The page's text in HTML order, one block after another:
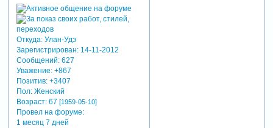
Откуда:Улан-Удэ
Зарегистрирован: 14-11-2012
Сообщений:627
Уважение: +867
Позитив: +3407
Пол:Женский
Возраст:67 [1959-05-10]
Провел на форуме:
1 месяц 7 дней